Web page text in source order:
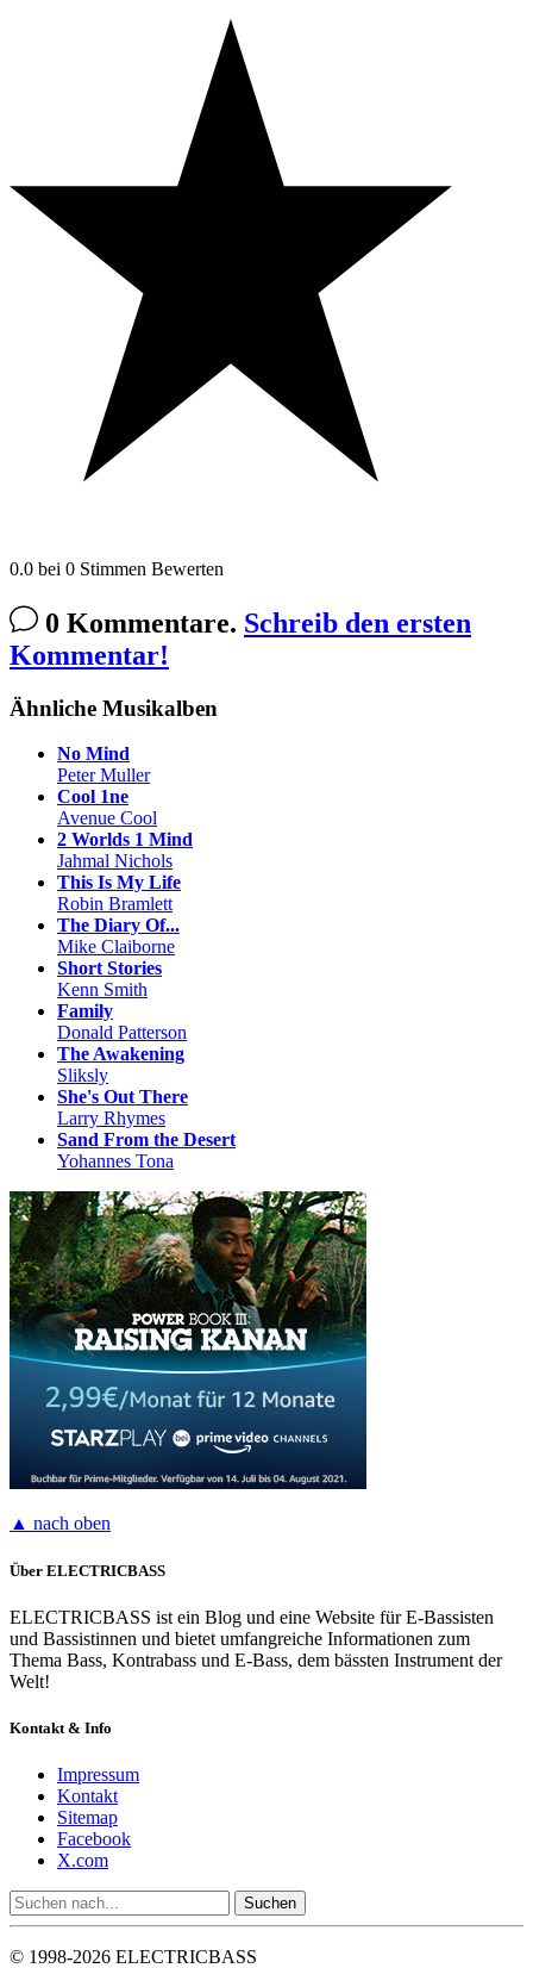
0.0 bei 0 Stimmen Bewerten
0 Kommentare. Schreib den ersten
Kommentar!
Ähnliche Musikalben
No Mind
Peter Muller
Cool 1ne
Avenue Cool
2 Worlds 1 Mind
Jahmal Nichols
This Is My Life
Robin Bramlett
The Diary Of...
Mike Claiborne
Short Stories
Kenn Smith
Family
Donald Patterson
The Awakening
Sliksly
She's Out There
Larry Rhymes
Sand From the Desert
Yohannes Tona
▲ nach oben
Über ELECTRICBASS
ELECTRICBASS ist ein Blog und eine Website für E-Bassisten
und Bassistinnen und bietet umfangreiche Informationen zum
Thema Bass, Kontrabass und E-Bass, dem bässten Instrument der
Welt!
Kontakt & Info
Impressum
Kontakt
Sitemap
Facebook
X.com
© 1998-2026 ELECTRICBASS